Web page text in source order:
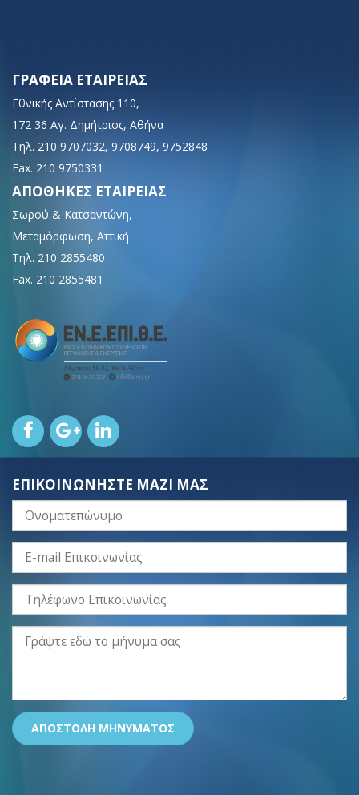
ΓΡΑΦΕΙΑ ΕΤΑΙΡΕΙΑΣ
Εθνικής Αντίστασης 110,
172 36 Αγ. Δημήτριος, Αθήνα
Τηλ. 210 9707032, 9708749, 9752848
Fax. 210 9750331
ΑΠΟΘΗΚΕΣ ΕΤΑΙΡΕΙΑΣ
Σωρού & Κατσαντώνη,
Μεταμόρφωση, Αττική
Τηλ. 210 2855480
Fax. 210 2855481
ΕΠΙΚΟΙΝΩΝΗΣΤΕ ΜΑΖΙ ΜΑΣ